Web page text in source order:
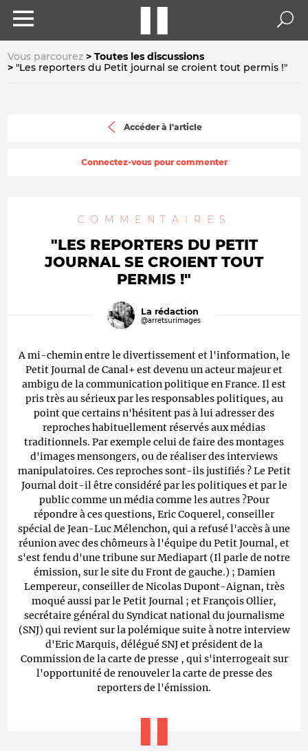
Vous parcourez
Toutes les discussions
"Les reporters du Petit journal se croient tout permis !"
Accéder à l'article
Connectez-vous pour commenter
COMMENTAIRES
"LES REPORTERS DU PETIT
JOURNAL SE CROIENT TOUT
PERMIS !"
La rédaction
@arretsurimages
A mi-chemin entre le divertissement et l'information, le
Petit Journal de Canal+ est devenu un acteur majeur et
ambigu de la communication politique en France. Il est
pris très au sérieux par les responsables politiques, au
point que certains n'hésitent pas à lui adresser des
reproches habituellement réservés aux médias
traditionnels. Par exemple celui de faire des montages
d'images mensongers, ou de réaliser des interviews
manipulatoires. Ces reproches sont-ils justifiés ? Le Petit
Journal doit-il être considéré par les politiques et par le
public comme un média comme les autres ?Pour
répondre à ces questions, Eric Coquerel, conseiller
spécial de Jean-Luc Mélenchon, qui a refusé l'accès à une
réunion avec des chômeurs à l'équipe du Petit Journal, et
s'est fendu d'une tribune sur Mediapart (Il parle de notre
émission, sur le site du Front de gauche.) ; Damien
Lempereur, conseiller de Nicolas Dupont-Aignan, très
moqué aussi par le Petit Journal ; et François Ollier,
secrétaire général du Syndicat national du journalisme
(SNJ) qui revient sur la polémique suite à notre interview
d'Eric Marquis, délégué SNJ et président de la
Commission de la carte de presse , qui s'interrogeait sur
l'opportunité de renouveler la carte de presse des
reporters de l'émission.